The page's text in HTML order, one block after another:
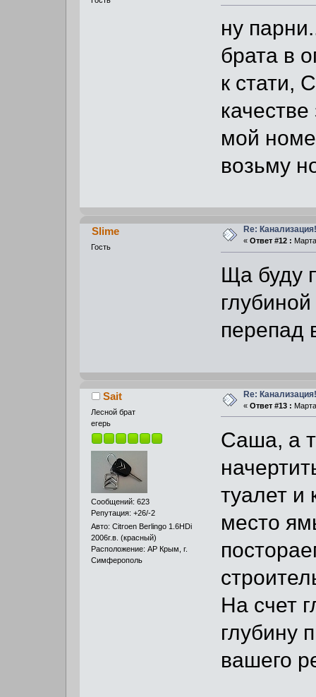
ну
брата в
к стати,
мой
возьму
Slime
Гость
Re:
« Ответ #12 :
Ща буду
перепад
Sait
Лесной брат
егерь
Сообщений: 623
Репутация: +26/-2
Авто: Citroen Berlingo 1.6HDi
2006г.в. (красный)
Расположение: АР Крым, г.
Симферополь
Re:
« Ответ #13 :
Саша, а
туалет и
место
На счет
глубину
вашего